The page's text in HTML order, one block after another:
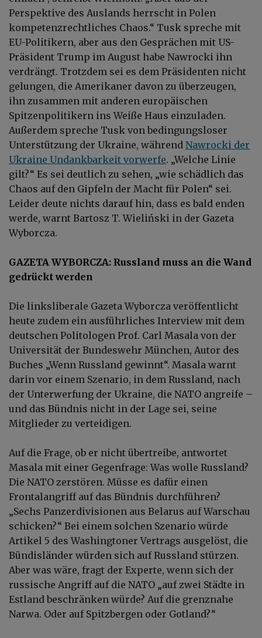
Perspektive des Auslands herrscht in Polen
kompetenzrechtliches Chaos.“ Tusk spreche mit
EU-Politikern, aber aus den Gesprächen mit US-
Präsident Trump im August habe Nawrocki ihn
verdrängt. Trotzdem sei es dem Präsidenten nicht
gelungen, die Amerikaner davon zu überzeugen,
ihn zusammen mit anderen europäischen
Spitzenpolitikern ins Weiße Haus einzuladen.
Außerdem spreche Tusk von bedingungsloser
Unterstützung der Ukraine, während Nawrocki der
Ukraine Undankbarkeit vorwerfe. „Welche Linie
gilt?“ Es sei deutlich zu sehen, „wie schädlich das
Chaos auf den Gipfeln der Macht für Polen“ sei.
Leider deute nichts darauf hin, dass es bald enden
werde, warnt Bartosz T. Wieliński in der Gazeta
Wyborcza.
GAZETA WYBORCZA: Russland muss an die Wand
gedrückt werden
Die linksliberale Gazeta Wyborcza veröffentlicht
heute zudem ein ausführliches Interview mit dem
deutschen Politologen Prof. Carl Masala von der
Universität der Bundeswehr München, Autor des
Buches „Wenn Russland gewinnt“. Masala warnt
darin vor einem Szenario, in dem Russland, nach
der Unterwerfung der Ukraine, die NATO angreife –
und das Bündnis nicht in der Lage sei, seine
Mitglieder zu verteidigen.
Auf die Frage, ob er nicht übertreibe, antwortet
Masala mit einer Gegenfrage: Was wolle Russland?
Die NATO zerstören. Müsse es dafür einen
Frontalangriff auf das Bündnis durchführen?
„Sechs Panzerdivisionen aus Belarus auf Warschau
schicken?“ Bei einem solchen Szenario würde
Artikel 5 des Washingtoner Vertrags ausgelöst, die
Bündisländer würden sich auf Russland stürzen.
Aber was wäre, fragt der Experte, wenn sich der
russische Angriff auf die NATO „auf zwei Städte in
Estland beschränken würde? Auf die grenznahe
Narwa. Oder auf Spitzbergen oder Gotland?“